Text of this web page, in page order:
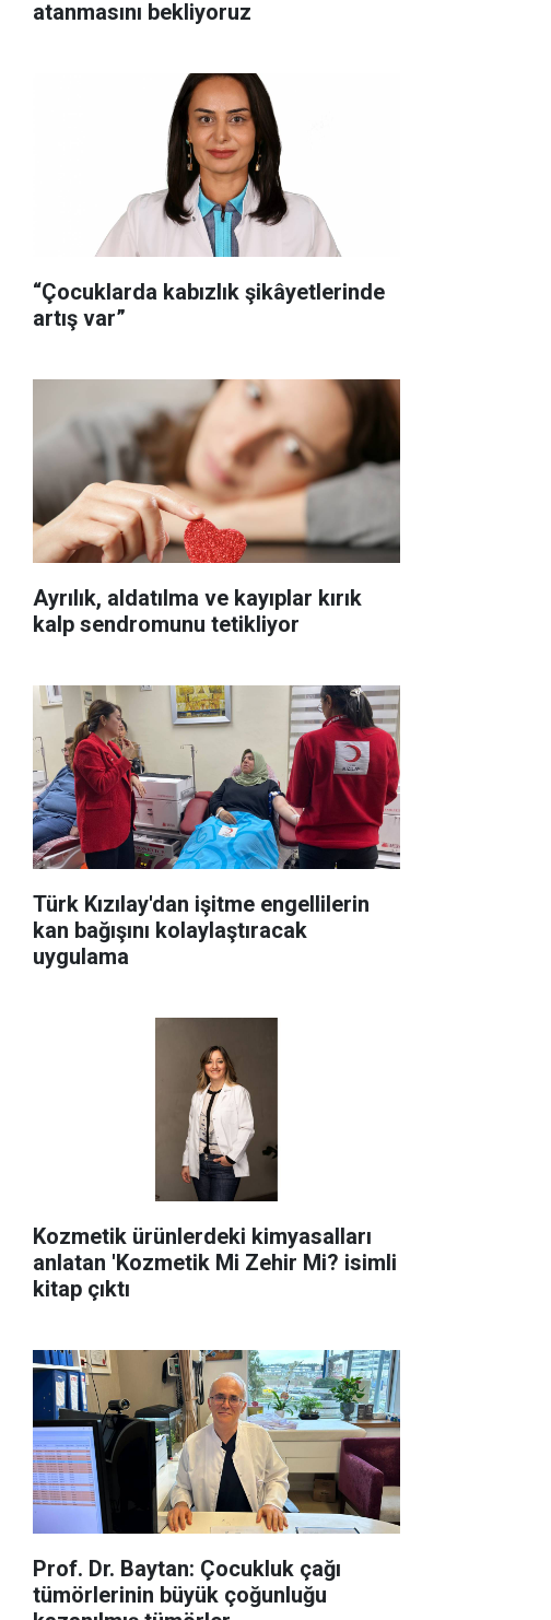
atanmasını bekliyoruz
“Çocuklarda kabızlık şikâyetlerinde
artış var”
Ayrılık, aldatılma ve kayıplar kırık
kalp sendromunu tetikliyor
Türk Kızılay'dan işitme engellilerin
kan bağışını kolaylaştıracak
uygulama
Kozmetik ürünlerdeki kimyasalları
anlatan 'Kozmetik Mi Zehir Mi? isimli
kitap çıktı
Prof. Dr. Baytan: Çocukluk çağı
tümörlerinin büyük çoğunluğu